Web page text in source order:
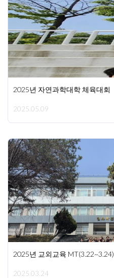
2025년 자연과학대학 체육대회
2025.05.09
2025년 교외교육 MT(3.22~3.24)
2025.03.24